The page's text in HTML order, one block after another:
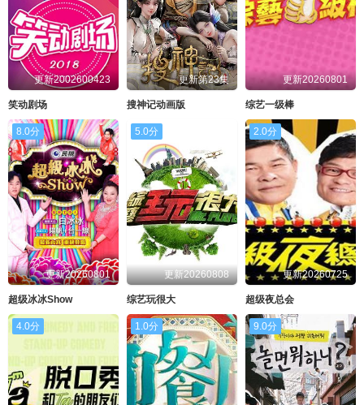
更新2002600423
笑动剧场
更新第23集
搜神记动画版
更新20260801
综艺一级棒
8.0分
更新20260801
超级冰冰Show
5.0分
更新20260808
综艺玩很大
2.0分
更新20260725
超级夜总会
4.0分 1.0分 9.0分